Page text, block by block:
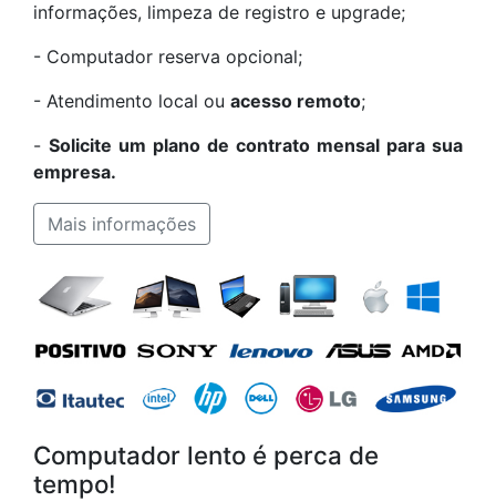
informações, limpeza de registro e upgrade;
- Computador reserva opcional;
- Atendimento local ou acesso remoto;
- Solicite um plano de contrato mensal para sua
empresa.
Mais informações
Computador lento é perca de
tempo!